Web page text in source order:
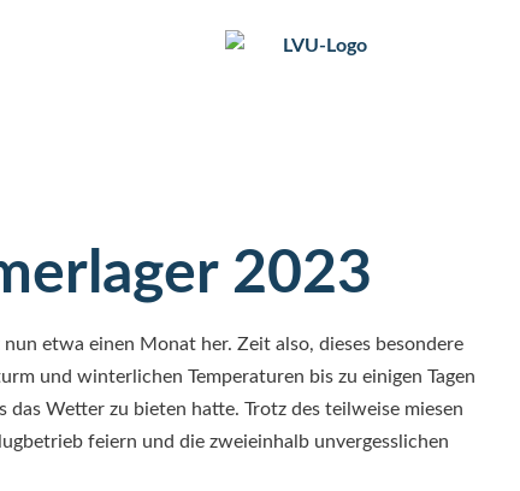
2023
etwa einen Monat her. Zeit also, dieses besondere
und winterlichen Temperaturen bis zu einigen Tagen
Wetter zu bieten hatte. Trotz des teilweise miesen
feiern und die zweieinhalb unvergesslichen